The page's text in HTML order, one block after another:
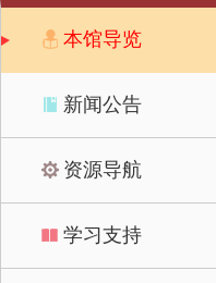
本馆导览
新闻公告
资源导航
学习支持